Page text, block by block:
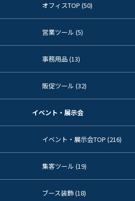
オフィスTOP (50)
営業ツール (5)
事務用品 (13)
販促ツール (32)
イベント・展示会
イベント・展示会TOP (216)
集客ツール (19)
ブース装飾 (18)